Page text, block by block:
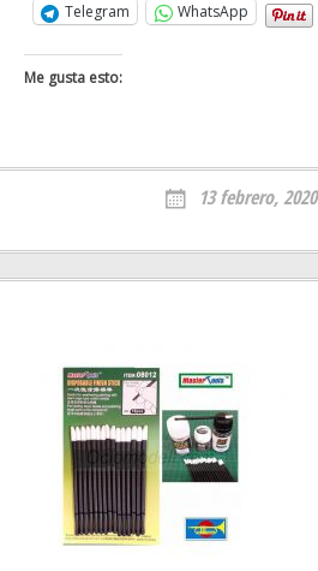
Telegram
WhatsApp
Me gusta esto:
13 febrero, 2020